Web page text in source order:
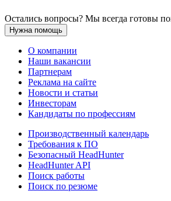
Остались вопросы? Мы всегда готовы
Нужна помощь
О компании
Наши вакансии
Партнерам
Реклама на сайте
Новости и статьи
Инвесторам
Кандидаты по профессиям
Производственный календарь
Требования к ПО
Безопасный HeadHunter
HeadHunter API
Поиск работы
Поиск по резюме